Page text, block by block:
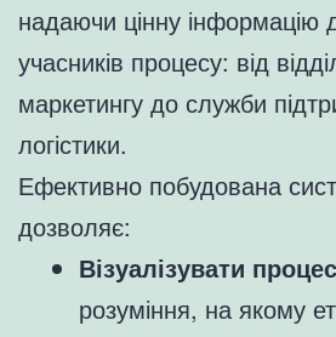
надаючи цінну інформацію
учасників процесу: від
маркетингу до служби
логістики.
Ефективно побудована
дозволяє:
Візуалізувати
розуміння, на якому